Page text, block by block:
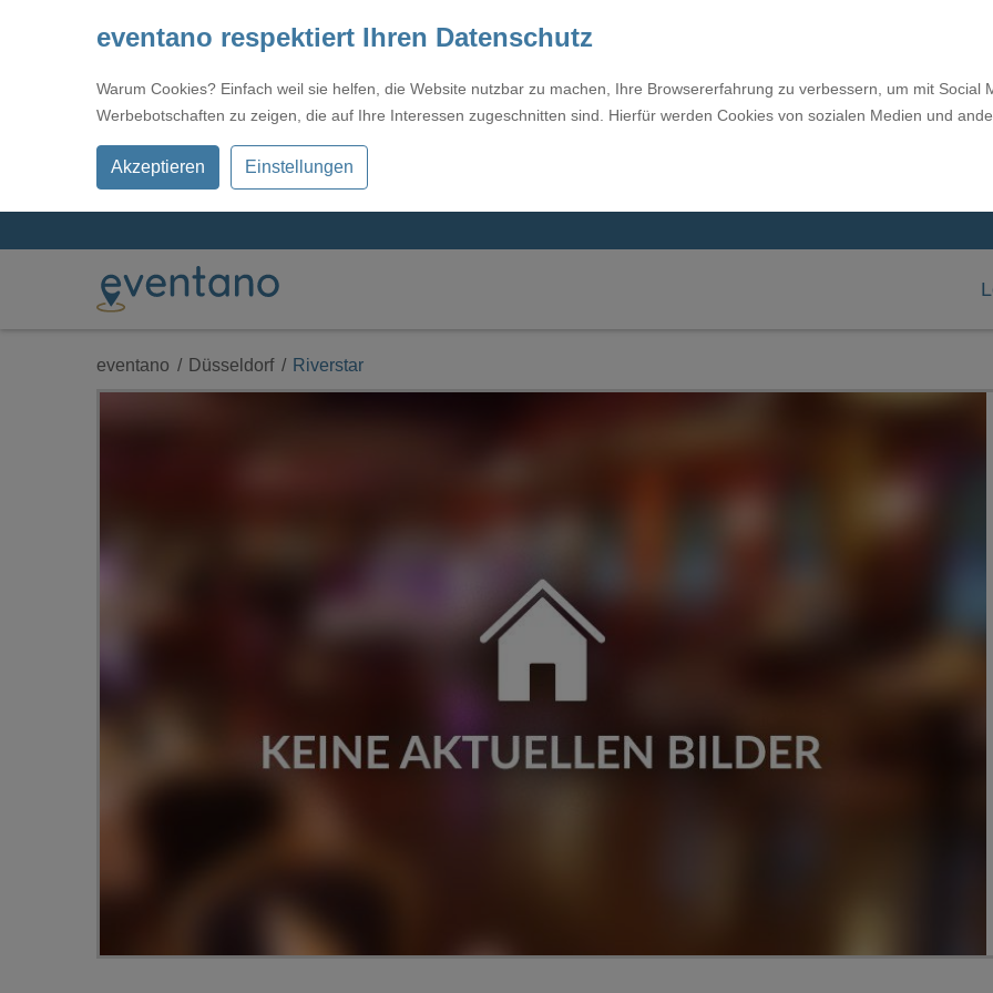
eventano respektiert Ihren Datenschutz
Warum Cookies? Einfach weil sie helfen, die Website nutzbar zu machen, Ihre Browsererfahrung zu verbessern, um mit Social
Werbebotschaften zu zeigen, die auf Ihre Interessen zugeschnitten sind. Hierfür werden Cookies von sozialen Medien und
Akzeptieren Einstellungen
eventano Düsseldorf Riverstar